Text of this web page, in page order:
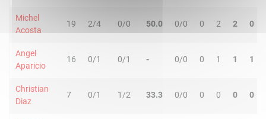
Michel
Acosta
19 2/4 0/0 50.0 0/0 0 2 2 0
Angel
Aparicio
16 0/1 0/1 - 0/0 0 1 1 1
Christian
Diaz
7 0/1 1/2 33.3 0/0 0 0 0 0